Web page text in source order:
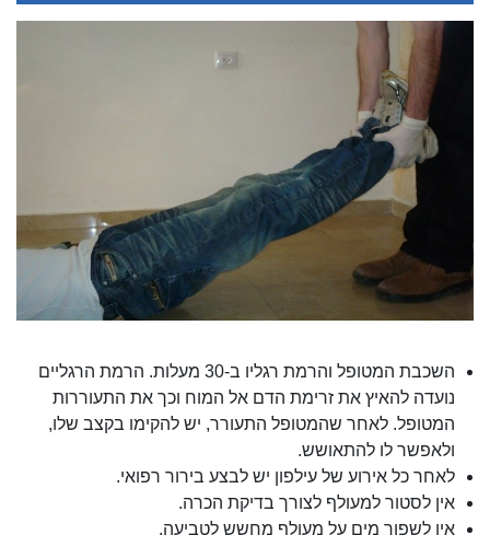
השכבת המטופל והרמת רגליו ב-30 מעלות. הרמת הרגליים
נועדה להאיץ את זרימת הדם אל המוח וכך את התעוררות
המטופל. לאחר שהמטופל התעורר, יש להקימו בקצב שלו,
ולאפשר לו להתאושש.
לאחר כל אירוע של עילפון יש לבצע בירור רפואי.
אין לסטור למעולף לצורך בדיקת הכרה.
אין לשפוך מים על מעולף מחשש לטביעה.